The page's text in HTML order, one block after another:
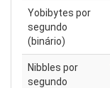
Yobibytes por
segundo
(binário)
Nibbles por
segundo